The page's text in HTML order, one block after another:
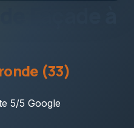
Façade
(33)
5/5 Google